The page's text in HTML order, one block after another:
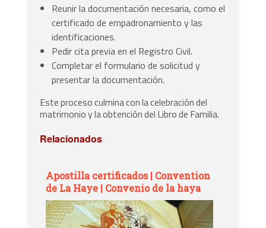
Reunir la documentación necesaria, como el
certificado de empadronamiento y las
identificaciones.
Pedir cita previa en el Registro Civil.
Completar el formulario de solicitud y
presentar la documentación.
Este proceso culmina con la celebración del
matrimonio y la obtención del Libro de Familia.
Relacionados
Apostilla certificados | Convention
de La Haye | Convenio de la haya